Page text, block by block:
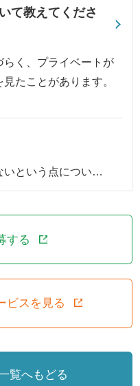
て教えてくださ
らく、プライベートが
たことがあります。
いという点につい…
する
ビスを見る
覧へもどる